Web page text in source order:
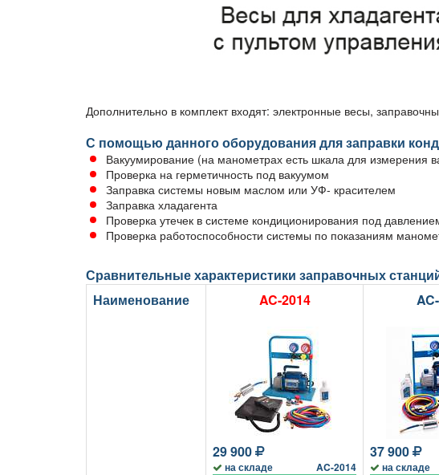
Дополнительно в комплект входят: электронные весы,
С помощью данного оборудования для заправки
Вакуумирование (на манометрах есть шкала для измерения
Проверка на герметичность под вакуумом
Заправка системы новым маслом или УФ- красителем
Заправка хладагента
Проверка утечек в системе кондиционирования под
Проверка работоспособности системы по показаниям
Сравнительные характеристики заправочных
Наименование
AC-2014
29 900
на складе AC-2014
37 900
на складе